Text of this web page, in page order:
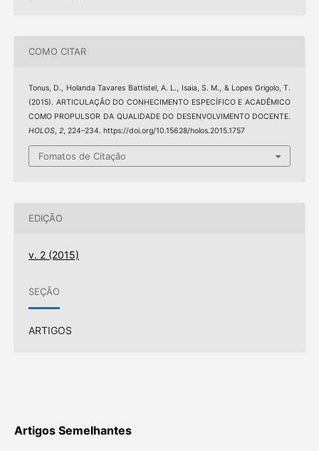
COMO CITAR
Tonus, D., Holanda Tavares Battistel, A. L., Isaia, S. M., & Lopes Grigolo, T.
(2015). ARTICULAÇÃO DO CONHECIMENTO ESPECÍFICO E ACADÊMICO
COMO PROPULSOR DA QUALIDADE DO DESENVOLVIMENTO DOCENTE.
HOLOS, 2, 224–234. https://doi.org/10.15628/holos.2015.1757
Fomatos de Citação
EDIÇÃO
v. 2 (2015)
SEÇÃO
ARTIGOS
Artigos Semelhantes